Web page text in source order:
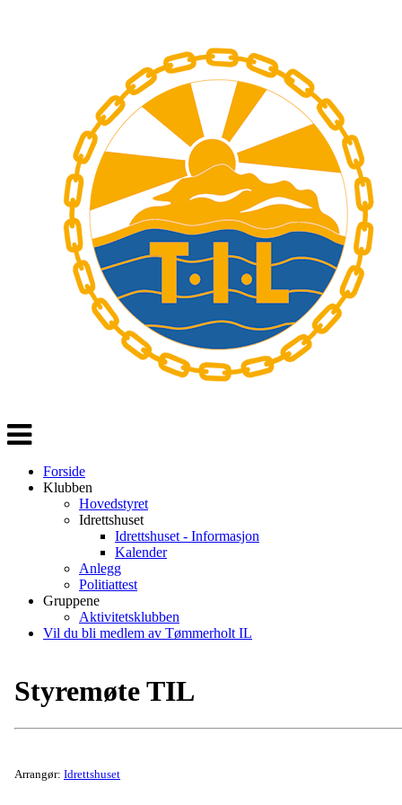
Veksle
navigasjon
Forside
Klubben
Hovedstyret
Idrettshuset
Idrettshuset - Informasjon
Kalender
Anlegg
Politiattest
Gruppene
Aktivitetsklubben
Vil du bli medlem av Tømmerholt IL
Styremøte TIL
Arrangør: Idrettshuset